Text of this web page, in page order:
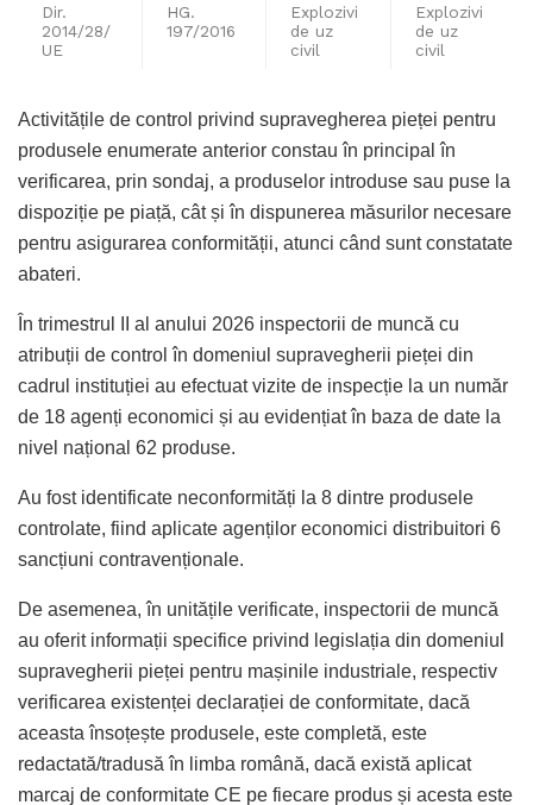
Dir.
2014/28/
UE
HG.
197/2016
Explozivi
de uz
civil
Explozivi
de uz
civil
Activitățile de control privind supravegherea pieței pentru
produsele enumerate anterior constau în principal în
verificarea, prin sondaj, a produselor introduse sau puse la
dispoziție pe piață, cât și în dispunerea măsurilor necesare
pentru asigurarea conformității, atunci când sunt constatate
abateri.
În trimestrul II al anului 2026 inspectorii de muncă cu
atribuții de control în domeniul supravegherii pieței din
cadrul instituției au efectuat vizite de inspecție la un număr
de 18 agenți economici și au evidențiat în baza de date la
nivel național 62 produse.
Au fost identificate neconformități la 8 dintre produsele
controlate, fiind aplicate agenților economici distribuitori 6
sancțiuni contravenționale.
De asemenea, în unitățile verificate, inspectorii de muncă
au oferit informații specifice privind legislația din domeniul
supravegherii pieței pentru mașinile industriale, respectiv
verificarea existenței declarației de conformitate, dacă
aceasta însoțește produsele, este completă, este
redactată/tradusă în limba română, dacă există aplicat
marcaj de conformitate CE pe fiecare produs și acesta este